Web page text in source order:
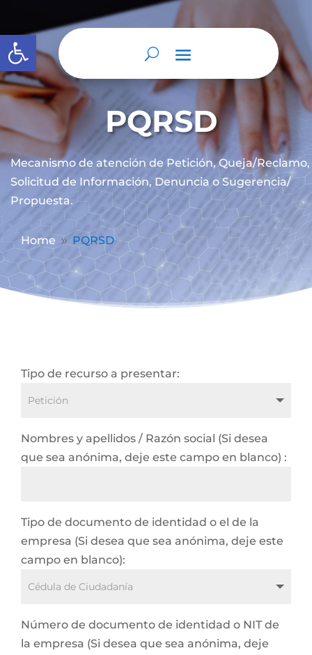
Abrir barra de herramientas
PQRSD
Mecanismo de atención de Petición, Queja/Reclamo,
Solicitud de Información, Denuncia o Sugerencia/
Propuesta.
Home 9 PQRSD
Tipo de recurso a presentar:
Nombres y apellidos / Razón social (Si desea
que sea anónima, deje este campo en blanco) :
Tipo de documento de identidad o el de la
empresa (Si desea que sea anónima, deje este
campo en blanco):
Número de documento de identidad o NIT de
la empresa (Si desea que sea anónima, deje